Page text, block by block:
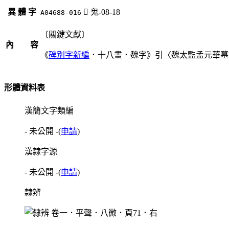
異 體 字 A04688-016 󶷇 鬼-08-18
內 容
〔關鍵文獻〕
《碑別字新編 ．十八畫．魏字》引〈魏太監孟元華
形體資料表
漢簡文字類編
- 未公開 -(申請)
漢隸字源
- 未公開 -(申請)
隸辨